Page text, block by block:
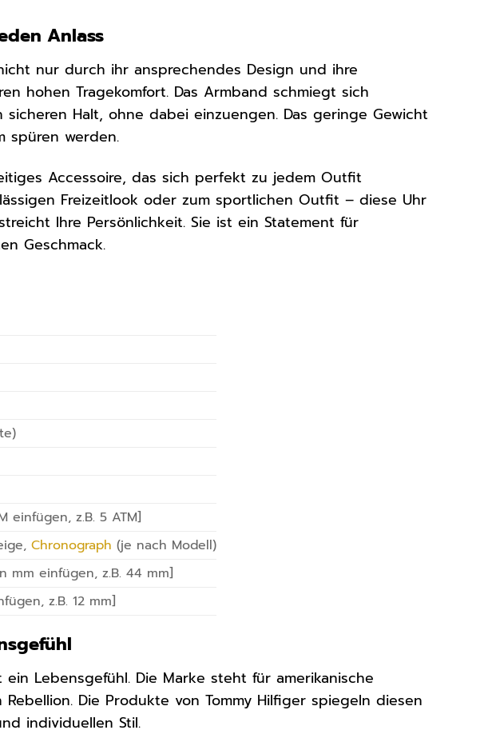
Anlass
nur durch ihr ansprechendes Design und ihre
hohen Tragekomfort. Das Armband schmiegt sich
Halt, ohne dabei einzuengen. Das geringe Gewicht
spüren werden.
Accessoire, das sich perfekt zu jedem Outfit
Freizeitlook oder zum sportlichen Outfit – diese Uhr
Ihre Persönlichkeit. Sie ist ein Statement für
Geschmack.
einfügen, z.B. 5 ATM]
Chronograph (je nach Modell)
mm einfügen, z.B. 44 mm]
z.B. 12 mm]
Lebensgefühl. Die Marke steht für amerikanische
Die Produkte von Tommy Hilfiger spiegeln diesen
individuellen Stil.